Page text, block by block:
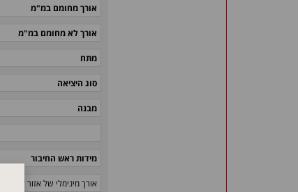
אורך מחומם במ"מ
אורך לא מחומם במ"מ
מתח
סוג היציאה
מבנה
מידות ראש החיבור
אורך מינימלי של אזור לא